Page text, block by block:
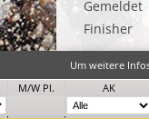
Gemeldet
Finisher
Um weitere
M/W Pl. AK